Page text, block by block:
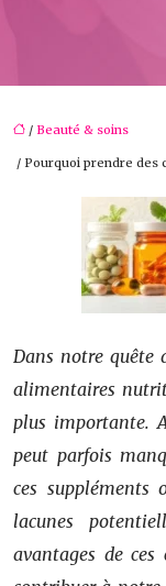
/ Beauté & soins
/ Pourquoi prendre des
Dans notre quête
alimentaires
plus importante.
peut parfois
ces suppléments
lacunes
avantages de